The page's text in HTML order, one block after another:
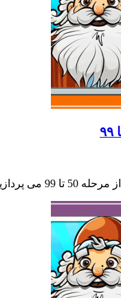
لحظه جواب مرحله 1